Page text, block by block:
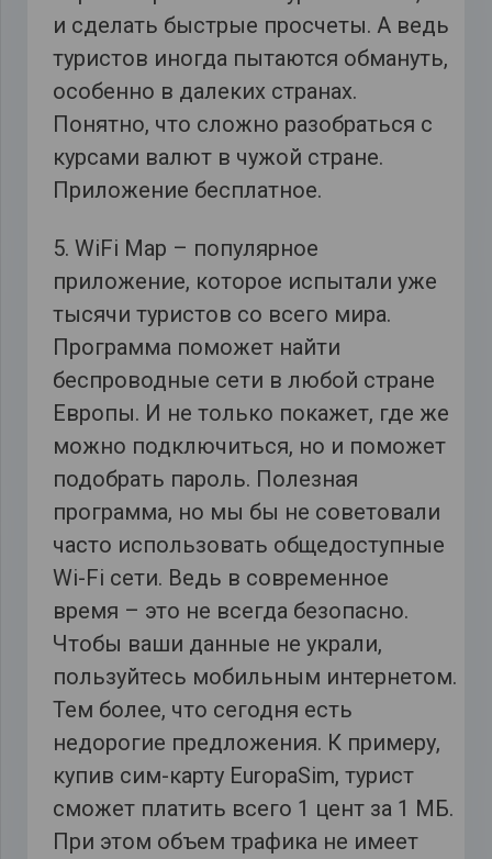
и сделать быстрые просчеты. А ведь
туристов иногда пытаются обмануть,
особенно в далеких странах.
Понятно, что сложно разобраться с
курсами валют в чужой стране.
Приложение бесплатное.
5. WiFi Map – популярное
приложение, которое испытали уже
тысячи туристов со всего мира.
Программа поможет найти
беспроводные сети в любой стране
Европы. И не только покажет, где же
можно подключиться, но и поможет
подобрать пароль. Полезная
программа, но мы бы не советовали
часто использовать общедоступные
Wi-Fi сети. Ведь в современное
время – это не всегда безопасно.
Чтобы ваши данные не украли,
пользуйтесь мобильным интернетом.
Тем более, что сегодня есть
недорогие предложения. К примеру,
купив сим-карту EuropaSim, турист
сможет платить всего 1 цент за 1 МБ.
При этом объем трафика не имеет